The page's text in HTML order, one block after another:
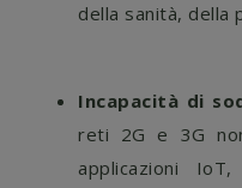
della sanità, della
Incapacità di
reti 2G e 3G
applicazioni